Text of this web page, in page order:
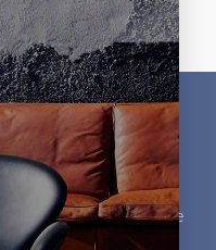
MØBLER
Møbelklassikere